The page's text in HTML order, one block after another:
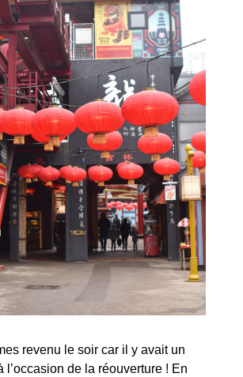
revenu le soir car il y avait un
l’occasion de la réouverture ! En